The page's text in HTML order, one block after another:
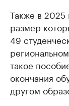
Также в 2025
размер
49
такое
окончания
другом